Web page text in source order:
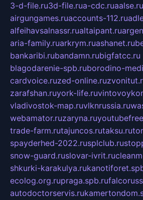
3-d-file.ru3d-file.rua-cdc.ruaalse.ru
airgungames.ruaccounts-112.ru
alfeihavsalnassr.rualtaipant.ru
aria-family.ruarkrym.ruashanet.ru
bankaribi.rubandamn.rubigfatcc.ru
blagodarenie-spb.ruborodino-
cardvoice.ruzed-online.ru
zarafshan.ruyork-life.ru
vladivostok-map.ruvlknrussia.ru
webamator.ruzaryna.ru
trade-farm.rutajuncos.rutaksu.ru
spayderhed-2022.rusplclub.ru
snow-guard.ruslovar-ivrit.ru
shkurki-karakulya.ru
ecolog.org.rupraga.spb.ru
autodoctorservis.ru